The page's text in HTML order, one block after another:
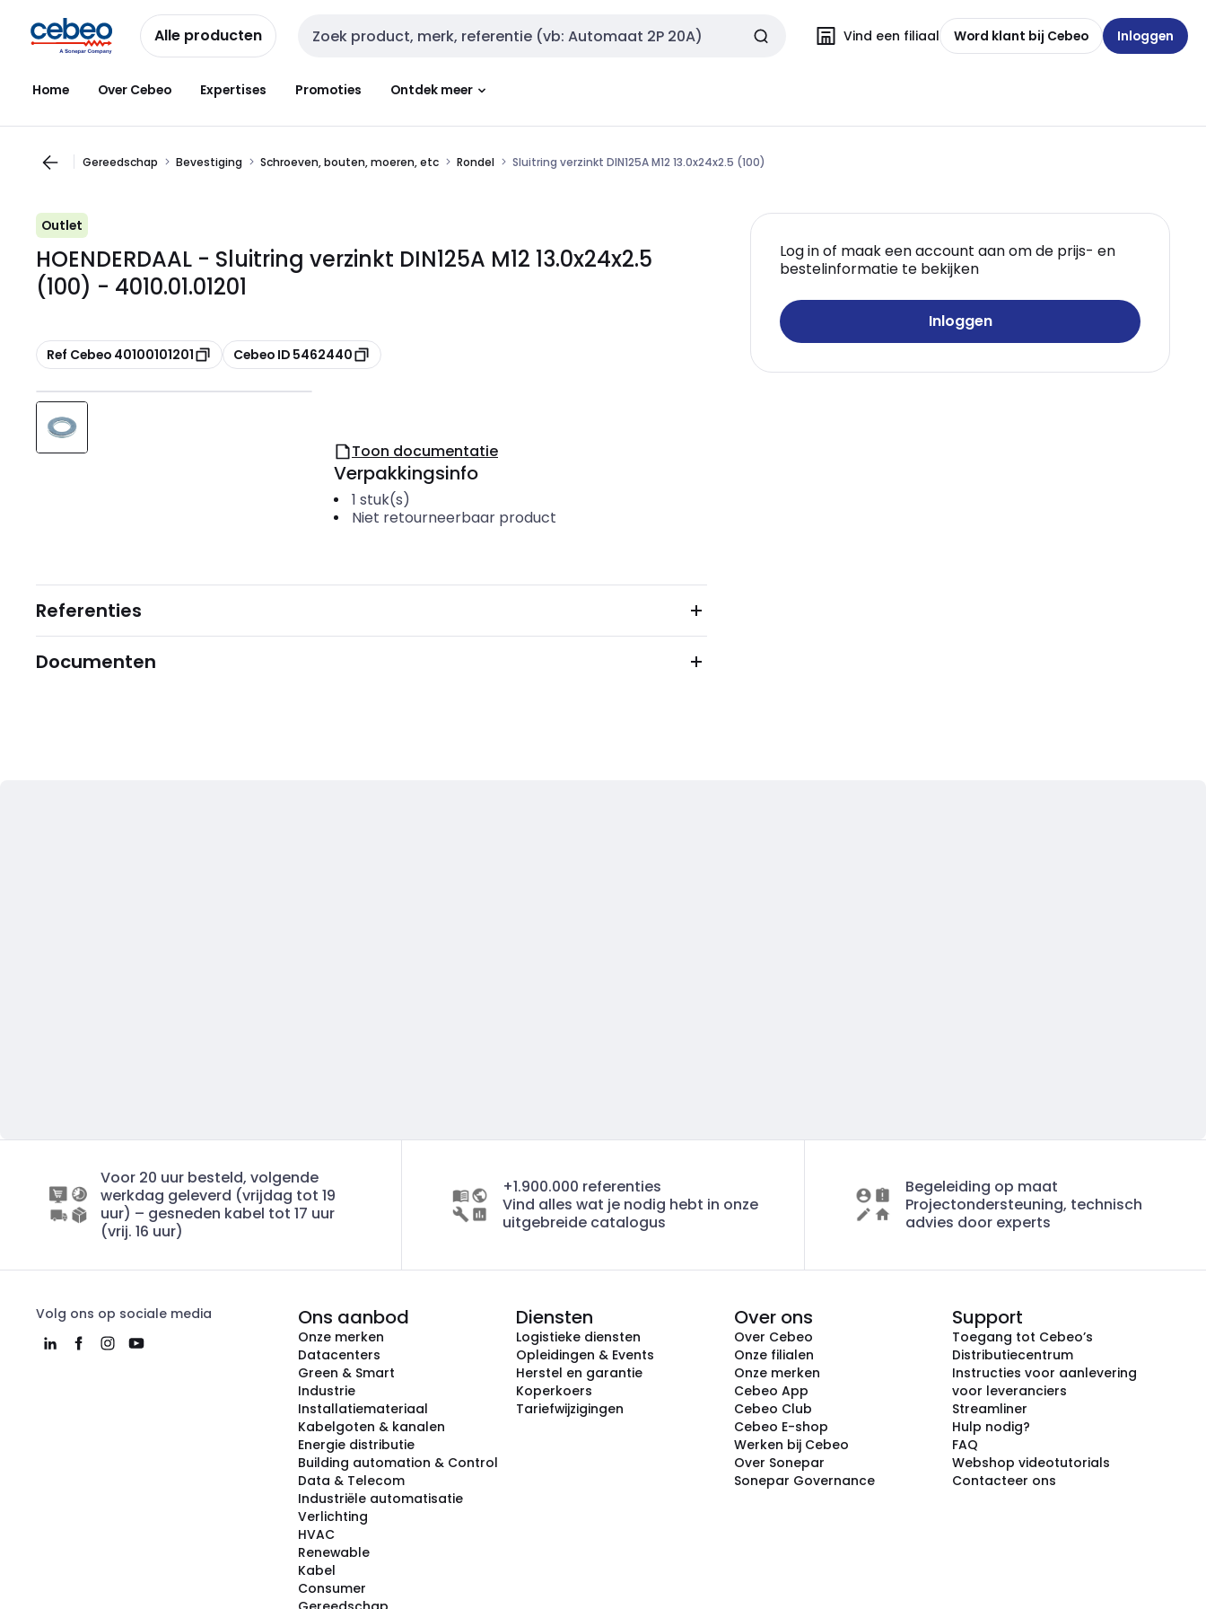
naar
navigatie
naar
inhoud
Alle producten Zoekveld invoer Vind een filiaal Word klant bij Cebeo Inloggen
Home Over Cebeo Expertises Promoties Ontdek meer
Gereedschap Bevestiging Schroeven, bouten, moeren, etc Rondel Sluitring verzinkt DIN125A M12 13.0x24x2.5 (100)
Outlet
HOENDERDAAL - Sluitring verzinkt DIN125A M12 13.0x24x2.5
(100) - 4010.01.01201
Kopiëren
Ref Cebeo 40100101201 Kopiëren
Cebeo ID 5462440
Log in of maak een account aan om de prijs- en
bestelinformatie te bekijken
Inloggen
Toon documentatie
Verpakkingsinfo
1 stuk(s)
Niet retourneerbaar product
Referenties
Documenten
Voor 20 uur besteld, volgende
werkdag geleverd (vrijdag tot 19
uur) – gesneden kabel tot 17 uur
(vrij. 16 uur)
+1.900.000 referenties
Vind alles wat je nodig hebt in onze
uitgebreide catalogus
Begeleiding op maat
Projectondersteuning, technisch
advies door experts
Volg ons op sociale media Ons aanbod
Onze merken
Datacenters
Green & Smart
Industrie
Installatiemateriaal
Kabelgoten & kanalen
Energie distributie
Building automation & Control
Data & Telecom
Industriële automatisatie
Verlichting
HVAC
Renewable
Kabel
Consumer
Diensten
Logistieke diensten
Opleidingen & Events
Herstel en garantie
Koperkoers
Tariefwijzigingen
Over ons
Over Cebeo
Onze filialen
Onze merken
Cebeo App
Cebeo Club
Cebeo E-shop
Werken bij Cebeo
Over Sonepar
Sonepar Governance
Support
Toegang tot Cebeo’s
Distributiecentrum
Instructies voor aanlevering
voor leveranciers
Streamliner
Hulp nodig?
FAQ
Webshop videotutorials
Contacteer ons